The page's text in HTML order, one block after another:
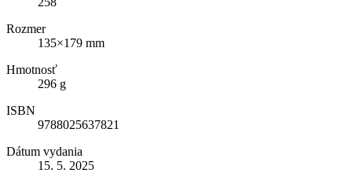
Rozmer
135×179 mm
Hmotnosť
296 g
ISBN
9788025637821
Dátum vydania
15. 5. 2025